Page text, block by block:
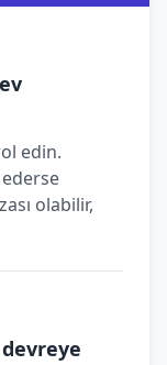
edin.
olabilir,